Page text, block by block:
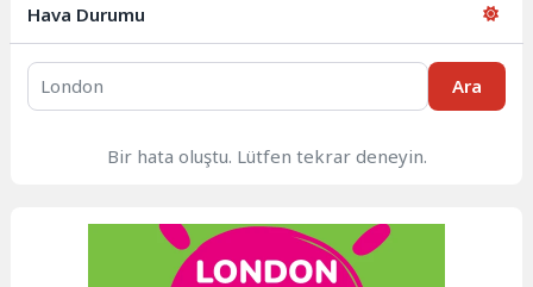
Hava Durumu
Ara
Bir hata oluştu. Lütfen tekrar deneyin.